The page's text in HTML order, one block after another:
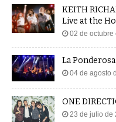
KEITH
Live at the
02 de octubre
La
04 de agosto
ONE
23 de julio de